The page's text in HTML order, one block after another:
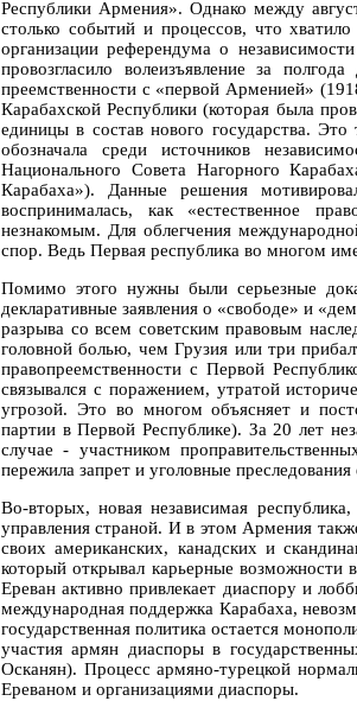
Республики Армения». Однако между
столько событий и процессов, что
организации референдума о
провозгласило волеизъявление за
преемственности с «первой Арменией»
Карабахской Республики (которая была
единицы в состав нового государства.
обозначала среди источников
Национального Совета Нагорного
Карабаха»). Данные решения
воспринималась, как «естественное
незнакомым. Для облегчения
спор. Ведь Первая республика во многом
Помимо этого нужны были серьезные
декларативные заявления о «свободе» и
разрыва со всем советским правовым
головной болью, чем Грузия или три
правопреемственности с Первой
связывался с поражением, утратой
угрозой. Это во многом объясняет и
партии в Первой Республике). За 20 лет
случае - участником
пережила запрет и уголовные преследования
Во-вторых, новая независимая
управления страной. И в этом Армения
своих американских, канадских и
который открывал карьерные возможности
Ереван активно привлекает диаспору и
международная поддержка Карабаха,
государственная политика остается
участия армян диаспоры в
Осканян). Процесс армяно-турецкой
Ереваном и организациями диаспоры.